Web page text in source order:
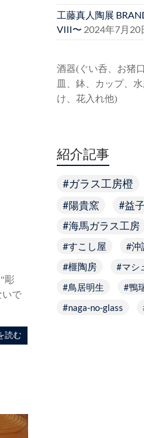
彫
いで
読む
工藤真人陶展
VIII〜 2024年7月20
酒器(ぐい呑、お猪
皿、鉢、カップ、
け、花入れ他)
紹介記事
ガラス工房橙
陽貴窯
益
海馬ガラス工房
すこし屋
沖
榧陶房 マシ
鳥居明生
鴨
naga-no-glass